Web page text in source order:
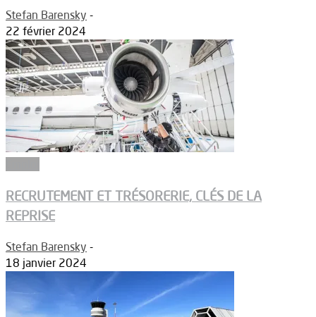
Stefan Barensky -
22 février 2024
RECRUTEMENT ET TRÉSORERIE, CLÉS DE LA
REPRISE
Stefan Barensky -
18 janvier 2024